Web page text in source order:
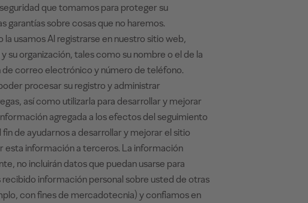
que tomamos para proteger su
sobre cosas que no haremos.
usamos Al registrarse en nuestro sitio web,
organización, tales como su nombre o el de la
correo electrónico y número de teléfono.
procesar su registro y administrar
así como utilizarla para desarrollar y mejorar
agregada a los efectos del seguimiento
de ayudarnos a desarrollar y mejorar el sitio
esta información a terceros. La información
no incluirán datos que puedan usarse para
información personal sobre usted de otras
con fines de mercadotecnia) y confiamos en